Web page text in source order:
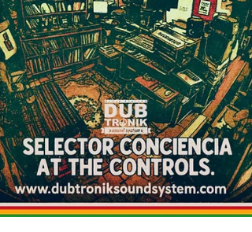
Temporada 2025 Invitado: "TURI RASTAMAN"
...